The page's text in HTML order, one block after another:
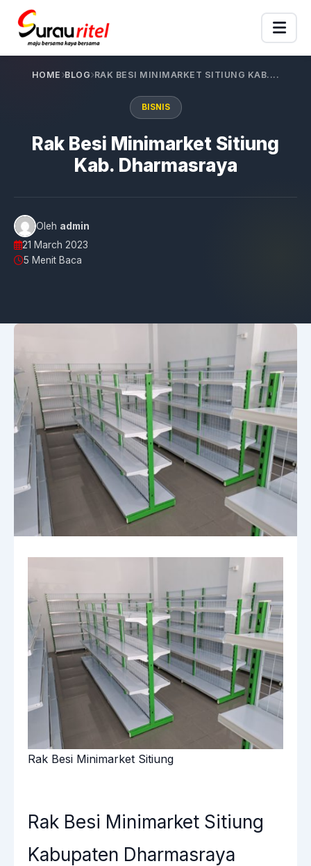
HOME BLOG RAK BESI MINIMARKET SITIUNG KAB....
BISNIS
Rak Besi Minimarket Sitiung
Kab. Dharmasraya
Oleh admin
21 March 2023
5 Menit Baca
Rak Besi Minimarket Sitiung
Rak Besi Minimarket Sitiung
Kabupaten Dharmasraya